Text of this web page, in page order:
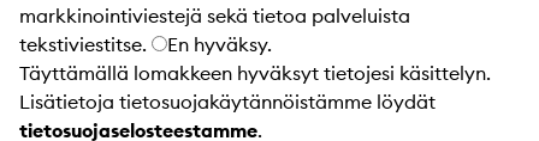
markkinointiviestejä sekä tietoa palveluista
tekstiviestitse.
En hyväksy.
Täyttämällä lomakkeen hyväksyt tietojesi käsittelyn.
Lisätietoja tietosuojakäytännöistämme löydät
tietosuojaselosteestamme.